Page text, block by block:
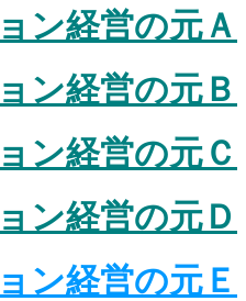
ン経営の元Ａ
ン経営の元Ｂ
ン経営の元Ｃ
ン経営の元Ｄ
ン経営の元Ｅ